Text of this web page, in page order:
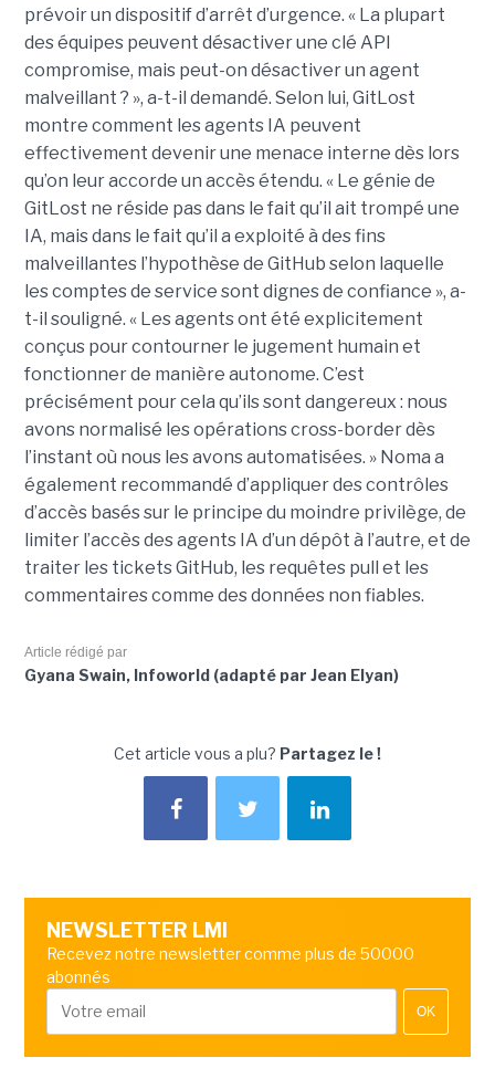
prévoir un dispositif d’arrêt d’urgence. « La plupart
des équipes peuvent désactiver une clé API
compromise, mais peut-on désactiver un agent
malveillant ? », a-t-il demandé. Selon lui, GitLost
montre comment les agents IA peuvent
effectivement devenir une menace interne dès lors
qu’on leur accorde un accès étendu. « Le génie de
GitLost ne réside pas dans le fait qu’il ait trompé une
IA, mais dans le fait qu’il a exploité à des fins
malveillantes l’hypothèse de GitHub selon laquelle
les comptes de service sont dignes de confiance », a-
t-il souligné. « Les agents ont été explicitement
conçus pour contourner le jugement humain et
fonctionner de manière autonome. C’est
précisément pour cela qu’ils sont dangereux : nous
avons normalisé les opérations cross-border dès
l’instant où nous les avons automatisées. » Noma a
également recommandé d’appliquer des contrôles
d’accès basés sur le principe du moindre privilège, de
limiter l’accès des agents IA d’un dépôt à l’autre, et de
traiter les tickets GitHub, les requêtes pull et les
commentaires comme des données non fiables.
Article rédigé par
Gyana Swain, Infoworld (adapté par Jean Elyan)
Cet article vous a plu? Partagez le !
NEWSLETTER LMI
Recevez notre newsletter comme plus de 50000
abonnés
OK